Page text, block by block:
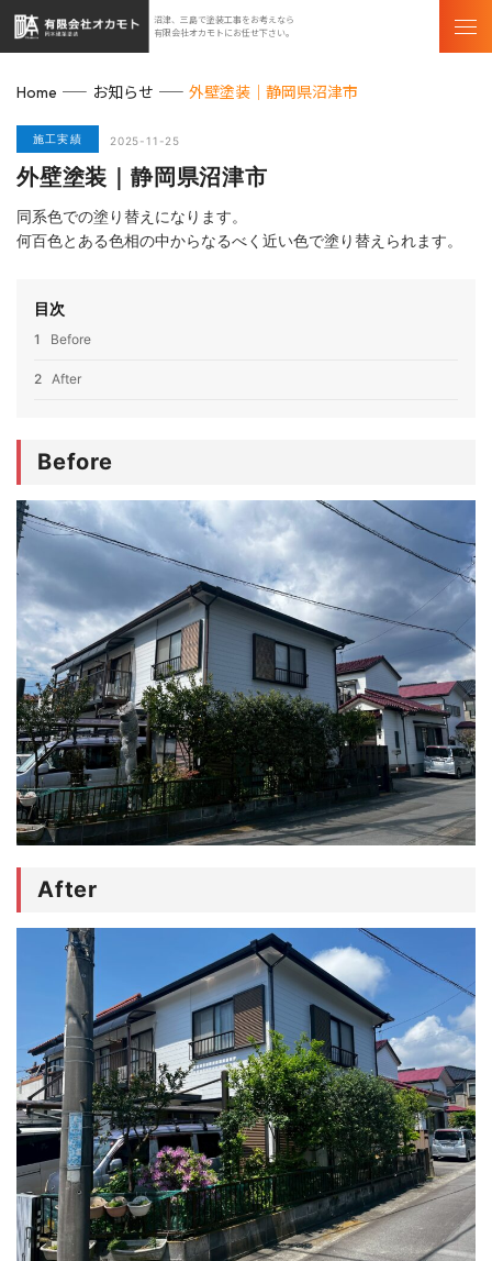
沼津、三島で塗装工事をお考えなら
有限会社オカモトにお任せ下さい。
Home お知らせ 外壁塗装｜静岡県沼津市
施工実績 2025-11-25
外壁塗装｜静岡県沼津市
同系色での塗り替えになります。
何百色とある色相の中からなるべく近い色で塗り替えられます。
目次
1 Before
2 After
Before
After